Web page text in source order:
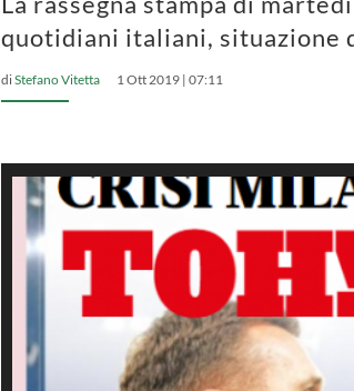
quotidiani italiani, situazione
diStefano Vitetta 1 Ott 2019 | 07:11